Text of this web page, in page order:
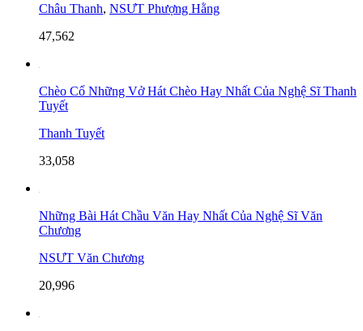
Châu Thanh, NSƯT Phượng Hằng
47,562
Chèo Cổ Những Vở Hát Chèo Hay Nhất Của Nghệ Sĩ Thanh
Tuyết
Thanh Tuyết
33,058
Những Bài Hát Chầu Văn Hay Nhất Của Nghệ Sĩ Văn
Chương
NSƯT Văn Chương
20,996